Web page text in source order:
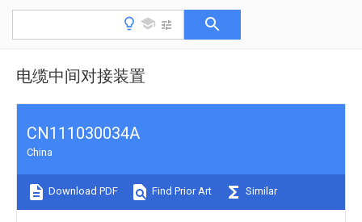
电缆中间对接装置
CN111030034A
China
Download PDF Find Prior Art Similar